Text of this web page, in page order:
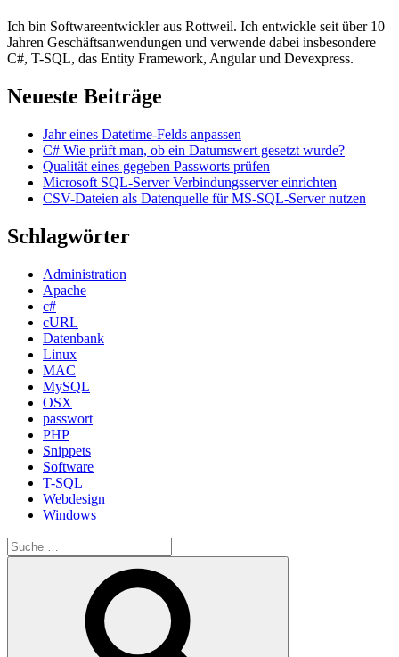
Ich bin Softwareentwickler aus Rottweil. Ich entwickle seit über 10
Jahren Geschäftsanwendungen und verwende dabei insbesondere
C#, T-SQL, das Entity Framework, Angular und Devexpress.
Neueste Beiträge
Jahr eines Datetime-Felds anpassen
C# Wie prüft man, ob ein Datumswert gesetzt wurde?
Qualität eines gegeben Passworts prüfen
Microsoft SQL-Server Verbindungsserver einrichten
CSV-Dateien als Datenquelle für MS-SQL-Server nutzen
Schlagwörter
Administration
Apache
c#
cURL
Datenbank
Linux
MAC
MySQL
OSX
passwort
PHP
Snippets
Software
T-SQL
Webdesign
Windows
Suche
nach: